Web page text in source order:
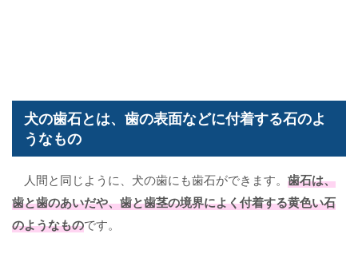
犬の歯石とは、歯の表面などに付着する石のよ
うなもの
人間と同じように、犬の歯にも歯石ができます。 歯石は、
歯と歯のあいだや、歯と歯茎の境界によく付着する黄色い石
のようなものです。